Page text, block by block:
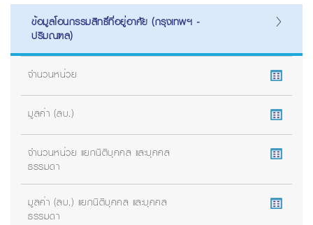
ข้อมูลโอนกรรมสิทธิ์ที่อยู่อาศัย (กรุงเทพฯ -
ปริมณฑล)
จำนวนหน่วย
มูลค่า (ลบ.)
จำนวนหน่วย แยกนิติบุคคล และบุคคล
ธรรมดา
มูลค่า (ลบ.) แยกนิติบุคคล และบุคคล
ธรรมดา